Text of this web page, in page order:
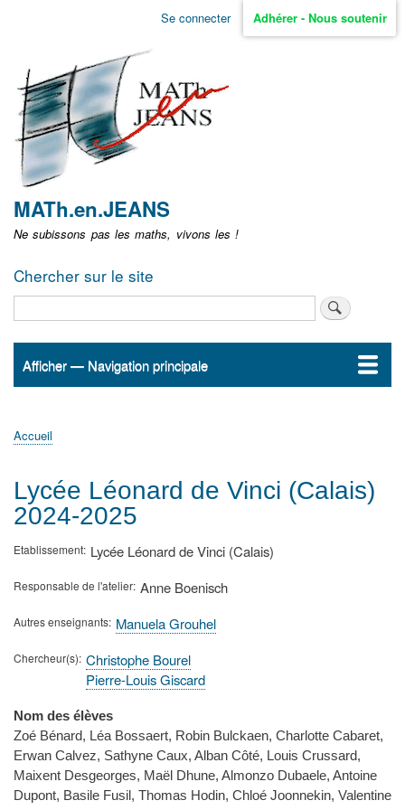
Aller
non
identifié
Se connecter Adhérer - Nous soutenir
MATh.en.JEANS
Ne subissons pas les maths, vivons les !
Chercher sur le site
Navigation
Afficher — Navigation principale
Accueil
ActualitésMATh.en.JEANS ?
Régions et Ateliers
Créer, gérer un atelier
Sujets/Publications
Congrès
d'Ariane
Accueil
Lycée Léonard de Vinci (Calais)
2024-2025
Etablissement Lycée Léonard de Vinci (Calais)
Responsable de l'atelier Anne Boenisch
Autres enseignants Manuela Grouhel
Chercheur(s) Christophe Bourel
Pierre-Louis Giscard
Nom des élèves
Zoé Bénard, Léa Bossaert, Robin Bulckaen, Charlotte Cabaret,
Erwan Calvez, Sathyne Caux, Alban Côté, Louis Crussard,
Maixent Desgeorges, Maël Dhune, Almonzo Dubaele, Antoine
Dupont, Basile Fusil, Thomas Hodin, Chloé Joonnekin, Valentine